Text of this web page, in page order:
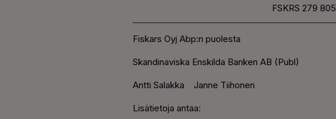
FSKRS 279 805
Fiskars Oyj Abp:n puolesta
Skandinaviska Enskilda Banken AB (Publ)
Antti Salakka Janne Tiihonen
Lisätietoja antaa: